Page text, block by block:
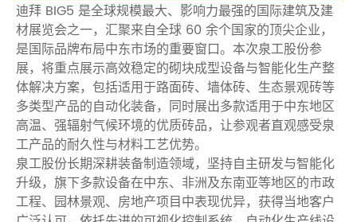
迪拜 BIG5 是全球规模最大、影响力最强的国际建筑及建
材展览会之一，汇聚来自全球 60 余个国家的顶尖企业，
是国际品牌布局中东市场的重要窗口。本次泉工股份参
展，将重点展示高效稳定的砌块成型设备与智能化生产整
体解决方案，包括适用于路面砖、墙体砖、生态景观砖等
多类型产品的自动化装备，同时展出多款适用于中东地区
高温、强辐射气候环境的优质砖品，让参观者直观感受泉
工产品的耐久性与材料工艺优势。
泉工股份长期深耕装备制造领域，坚持自主研发与智能化
升级，旗下多款设备在中东、非洲及东南亚等地区的市政
工程、园林景观、房地产项目中表现优异，获得当地客户